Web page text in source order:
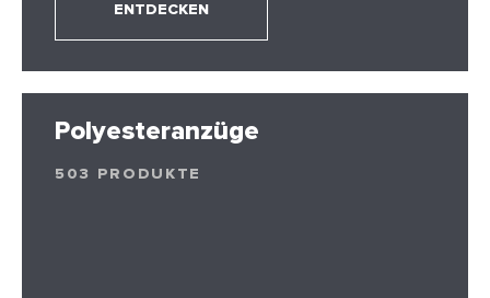
ENTDECKEN
Polyesteranzüge
503 PRODUKTE